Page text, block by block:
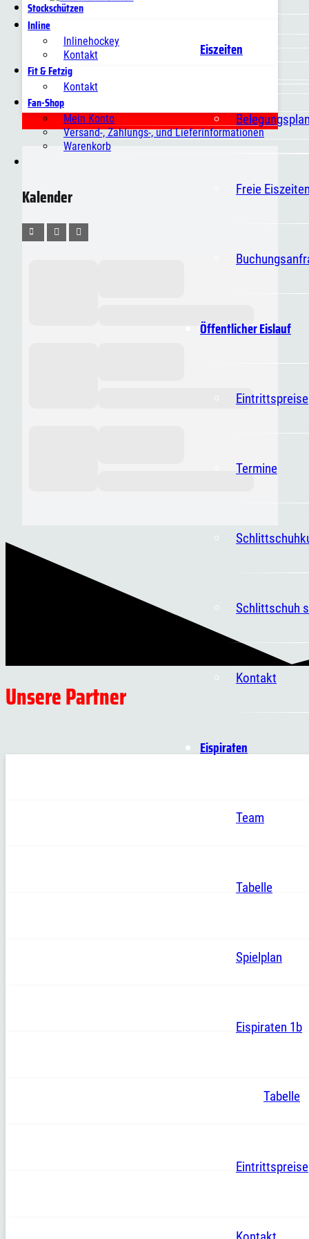
Eiszeiten
Belegungsplan
Freie Eiszeiten
Öffentlicher Eislauf
Eintrittspreise
Termine
Schlittschuh
Kontakt
Eispiraten
Team
Tabelle
Spielplan
Eispiraten 1b
Tabelle
Eintrittspreise
Stockschützen
Inline
Inlinehockey
Kontakt
Fit & Fetzig
Kontakt
Fan-Shop
Mein Konto
Versand-, Zahlungs-, und Lieferinformationen
Warenkorb
Kalender
Unsere Partner